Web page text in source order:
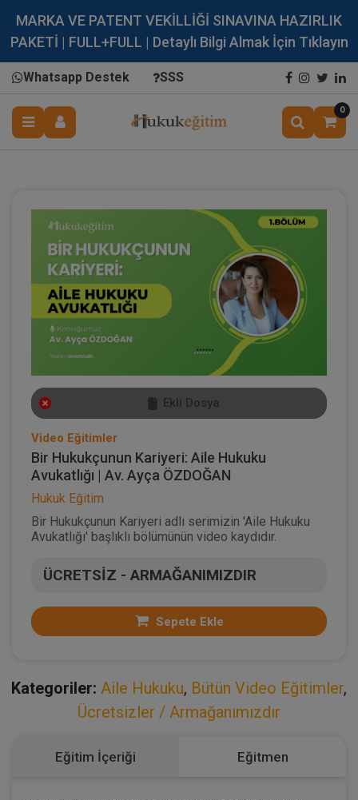
MARKA VE PATENT VEKİLLİĞİ SINAVINA HAZIRLIK
PAKETİ | FULL+FULL | Detaylı Bilgi Almak İçin Tıklayın
Whatsapp Destek SSS
0
Ekli Dosya
Video Eğitimler
Bir Hukukçunun Kariyeri: Aile Hukuku
Avukatlığı | Av. Ayça ÖZDOĞAN
Hukuk Eğitim
Bir Hukukçunun Kariyeri adlı serimizin 'Aile Hukuku
Avukatlığı' başlıklı bölümünün video kaydıdır.
ÜCRETSİZ - ARMAĞANIMIZDIR
Sepete Ekle
Kategoriler: Aile Hukuku, Bütün Video Eğitimler,
Ücretsizler / Armağanımızdır
Eğitim İçeriği Eğitmen